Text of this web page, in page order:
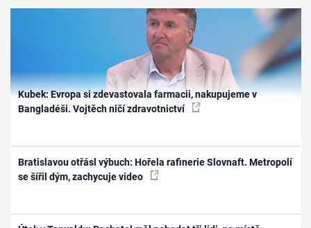
Kubek: Evropa si zdevastovala farmacii, nakupujeme v
Bangladéši. Vojtěch ničí zdravotnictví
Bratislavou otřásl výbuch: Hořela rafinerie Slovnaft. Metropolí
se šířil dým, zachycuje video